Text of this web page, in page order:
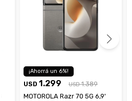
6
USD 1.299 USD 1.389
MOTOROLA Razr 70 5G 6,9'